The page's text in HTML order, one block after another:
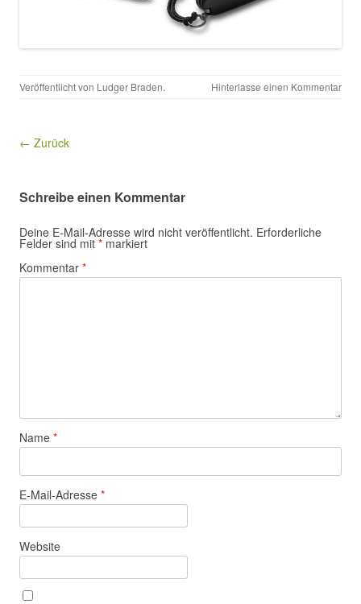
Veröffentlicht von Ludger Braden. Hinterlasse einen Kommentar
← Zurück
Schreibe einen Kommentar
Deine E-Mail-Adresse wird nicht veröffentlicht. Erforderliche
Felder sind mit * markiert
Kommentar *
Name *
E-Mail-Adresse *
Website